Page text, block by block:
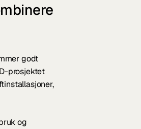
godt
prosjektet
og